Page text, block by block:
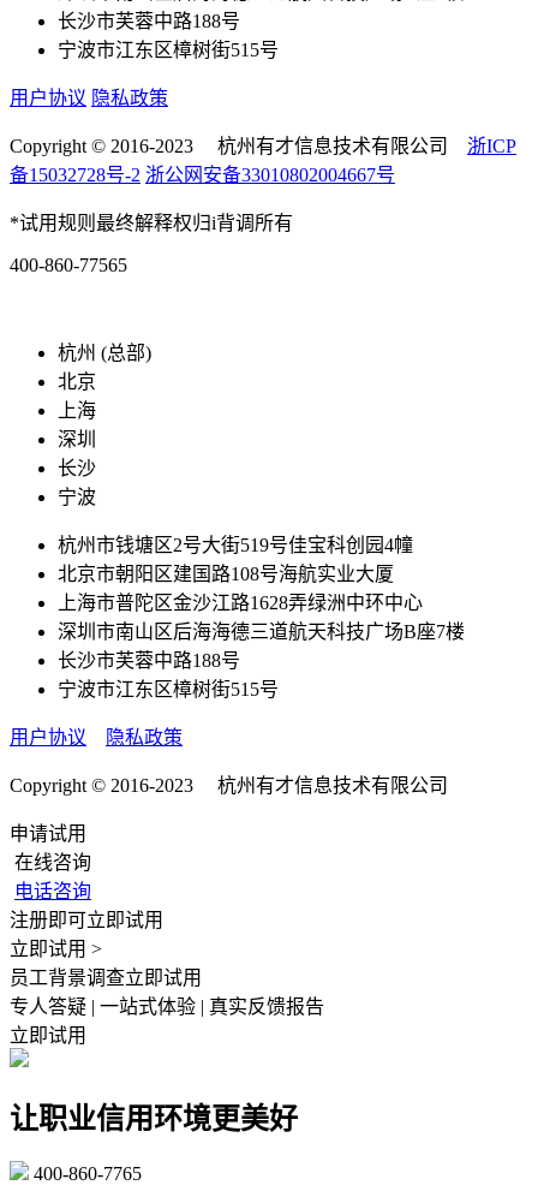
长沙市芙蓉中路188号
宁波市江东区樟树街515号
用户协议 隐私政策
Copyright © 2016-2023 杭州有才信息技术有限公司 浙ICP
备15032728号-2 浙公网安备33010802004667号
*试用规则最终解释权归i背调所有
400-860-77565
杭州 (总部)
北京
上海
深圳
长沙
宁波
杭州市钱塘区2号大街519号佳宝科创园4幢
北京市朝阳区建国路108号海航实业大厦
上海市普陀区金沙江路1628弄绿洲中环中心
深圳市南山区后海海德三道航天科技广场B座7楼
长沙市芙蓉中路188号
宁波市江东区樟树街515号
用户协议 隐私政策
Copyright © 2016-2023 杭州有才信息技术有限公司
申请试用
在线咨询
电话咨询
注册即可立即试用
立即试用 >
员工背景调查立即试用
专人答疑 | 一站式体验 | 真实反馈报告
立即试用
让职业信用环境更美好
400-860-7765